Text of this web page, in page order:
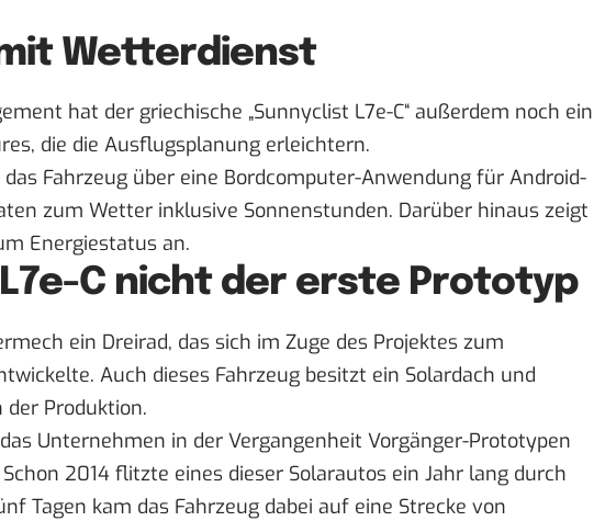
Wetterdienst
hat der griechische „Sunnyclist L7e-C“ außerdem noch ein
die die Ausflugsplanung erleichtern.
Fahrzeug über eine Bordcomputer-Anwendung für Android-
zum Wetter inklusive Sonnenstunden. Darüber hinaus zeigt
Energiestatus an.
C nicht der erste Prototyp
ein Dreirad, das sich im Zuge des Projektes zum
Auch dieses Fahrzeug besitzt ein Solardach und
Produktion.
Unternehmen in der Vergangenheit Vorgänger-Prototypen
Schon 2014 flitzte eines dieser Solarautos ein Jahr lang durch
Tagen kam das Fahrzeug dabei auf eine Strecke von